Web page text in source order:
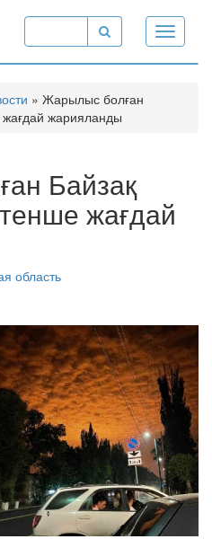
Toggle
» Жарылыс болған
жарияланды
Байзақ
жағдай
область